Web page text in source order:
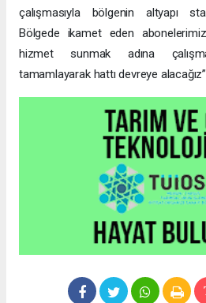
çalışmasıyla bölgenin altyapı
Bölgede ikamet eden
hizmet sunmak adına
tamamlayarak hattı devreye